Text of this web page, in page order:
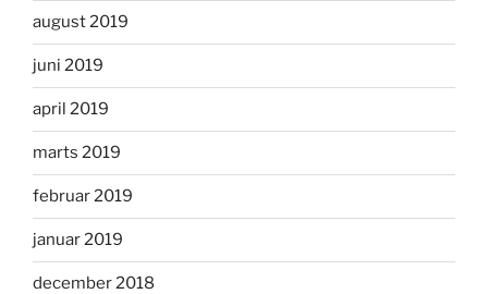
august 2019
juni 2019
april 2019
marts 2019
februar 2019
januar 2019
december 2018